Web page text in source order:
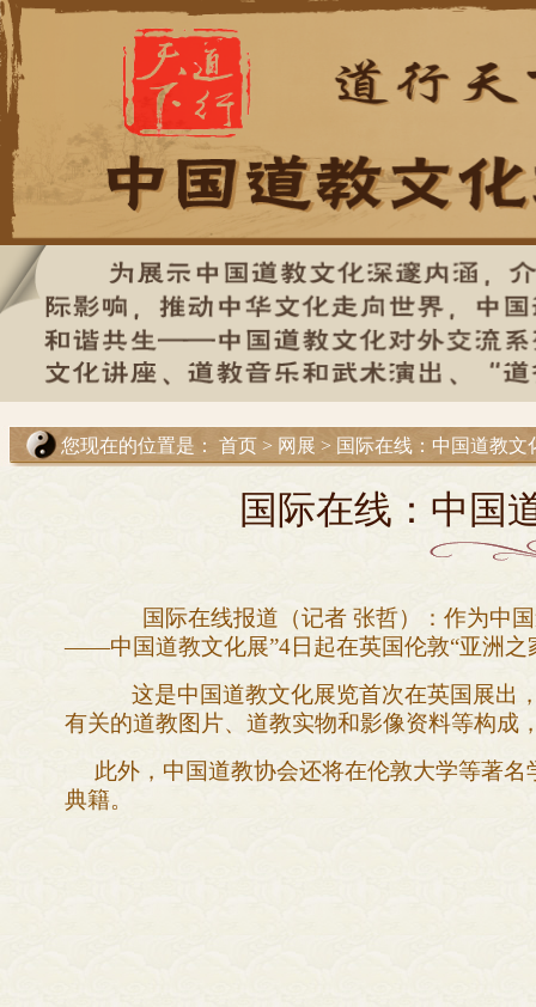
您现在的位置是： 首页 > 网展 > 国际在线：中国道教文
国际在线：中国
国际在线报道（记者 张哲）：作为中
——中国道教文化展”4日起在英国伦敦“亚洲之
这是中国道教文化展览首次在英国展出
有关的道教图片、道教实物和影像资料等构成
此外，中国道教协会还将在伦敦大学等著名
典籍。